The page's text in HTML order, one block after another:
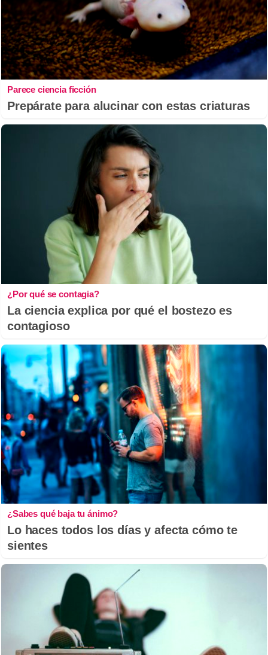
Parece ciencia ficción
Prepárate para alucinar con estas criaturas
¿Por qué se contagia?
La ciencia explica por qué el bostezo es
contagioso
¿Sabes qué baja tu ánimo?
Lo haces todos los días y afecta cómo te
sientes